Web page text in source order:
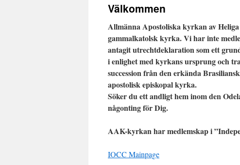
Välkommen
Allmänna Apostoliska kyrkan av
gammalkatolsk kyrka. Vi har inte
antagit utrechtdeklaration som ett
i enlighet med kyrkans ursprung och
succession från den erkända
apostolisk episkopal kyrka.
Söker du ett andligt hem inom den
någonting för Dig.
AAK-kyrkan har medlemskap i
IOCC Mainpage